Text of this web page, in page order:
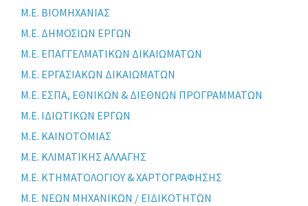
Μ.Ε. ΒΙΟΜΗΧΑΝΙΑΣ
Μ.Ε. ΔΗΜΟΣΙΩΝ ΕΡΓΩΝ
Μ.Ε. ΕΠΑΓΓΕΛΜΑΤΙΚΩΝ ΔΙΚΑΙΩΜΑΤΩΝ
Μ.Ε. ΕΡΓΑΣΙΑΚΩΝ ΔΙΚΑΙΩΜΑΤΩΝ
Μ.Ε. ΕΣΠΑ, ΕΘΝΙΚΩΝ & ΔΙΕΘΝΩΝ ΠΡΟΓΡΑΜΜΑΤΩΝ
Μ.Ε. ΙΔΙΩΤΙΚΩΝ ΕΡΓΩΝ
Μ.Ε. ΚΑΙΝΟΤΟΜΙΑΣ
Μ.Ε. ΚΛΙΜΑΤΙΚΗΣ ΑΛΛΑΓΗΣ
Μ.Ε. ΚΤΗΜΑΤΟΛΟΓΙΟΥ & ΧΑΡΤΟΓΡΑΦΗΣΗΣ
Μ.Ε. ΝΕΩΝ ΜΗΧΑΝΙΚΩΝ / ΕΙΔΙΚΟΤΗΤΩΝ